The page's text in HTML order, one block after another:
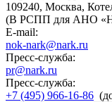
109240, Москва,
(В РСПП для АНО
E-mail:
nok-nark@nark.ru
Пресс-служба:
pr@nark.ru
Пресс-служба:
+7 (495) 966-16-86